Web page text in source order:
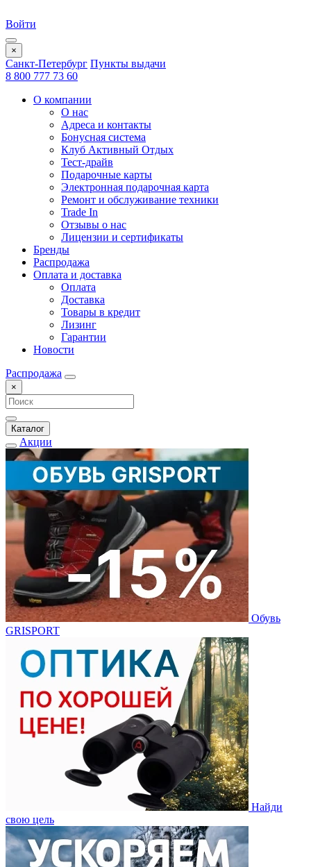
Войти
×
Санкт-Петербург Пункты выдачи
8 800 777 73 60
О компании
О нас
Адреса и контакты
Бонусная система
Клуб Активный Отдых
Тест-драйв
Подарочные карты
Электронная подарочная карта
Ремонт и обслуживание техники
Trade In
Отзывы о нас
Лицензии и сертификаты
Бренды
Распродажа
Оплата и доставка
Оплата
Доставка
Товары в кредит
Лизинг
Гарантии
Новости
Распродажа
×
Каталог
Акции
Обувь
GRISPORT
Найди
свою цель